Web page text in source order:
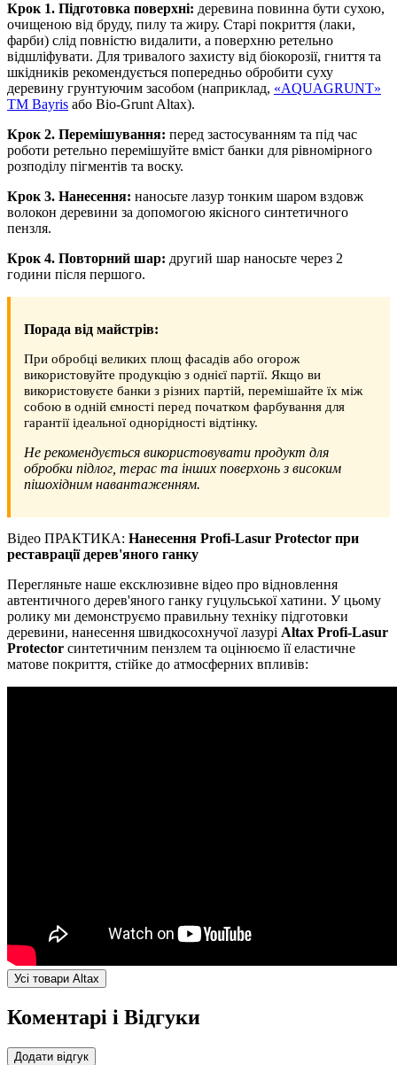
Крок 1. Підготовка поверхні: деревина повинна бути сухою,
очищеною від бруду, пилу та жиру. Старі покриття (лаки,
фарби) слід повністю видалити, а поверхню ретельно
відшліфувати. Для тривалого захисту від біокорозії, гниття та
шкідників рекомендується попередньо обробити суху
деревину грунтуючим засобом (наприклад, «AQUAGRUNT»
TM Bayris або Bio-Grunt Altax).
Крок 2. Перемішування: перед застосуванням та під час
роботи ретельно перемішуйте вміст банки для рівномірного
розподілу пігментів та воску.
Крок 3. Нанесення: наносьте лазур тонким шаром вздовж
волокон деревини за допомогою якісного синтетичного
пензля.
Крок 4. Повторний шар: другий шар наносьте через 2
години після першого.
Порада від майстрів:
При обробці великих площ фасадів або огорож
використовуйте продукцію з однієї партії. Якщо ви
використовуєте банки з різних партій, перемішайте їх між
собою в одній ємності перед початком фарбування для
гарантії ідеальної однорідності відтінку.
Не рекомендується використовувати продукт для
обробки підлог, терас та інших поверхонь з високим
пішохідним навантаженням.
Відео ПРАКТИКА: Нанесення Profi-Lasur Protector при
реставрації дерев'яного ганку
Перегляньте наше ексклюзивне відео про відновлення
автентичного дерев'яного ганку гуцульської хатини. У цьому
ролику ми демонструємо правильну техніку підготовки
деревини, нанесення швидкосохнучої лазурі Altax Profi-Lasur
Protector синтетичним пензлем та оцінюємо її еластичне
матове покриття, стійке до атмосферних впливів:
Усі товари Altax
Коментарі і Відгуки
Додати відгук